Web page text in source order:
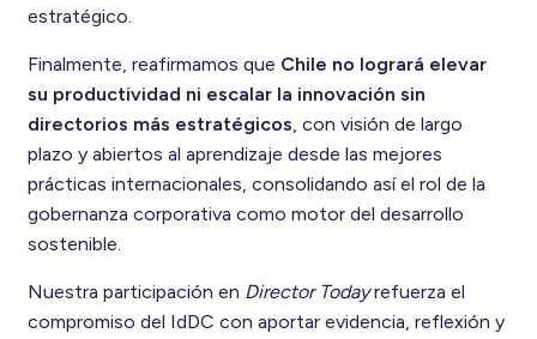
estratégico.
Finalmente, reafirmamos que Chile no logrará elevar
su productividad ni escalar la innovación sin
directorios más estratégicos, con visión de largo
plazo y abiertos al aprendizaje desde las mejores
prácticas internacionales, consolidando así el rol de la
gobernanza corporativa como motor del desarrollo
sostenible.
Nuestra participación en Director Todayrefuerza el
compromiso del IdDC con aportar evidencia, reflexión y